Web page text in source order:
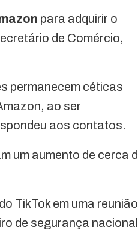
para adquirir o
de Comércio,
permanecem céticas
ao ser
aos contatos.
um aumento de cerca
TikTok em uma reunião
de segurança nacional